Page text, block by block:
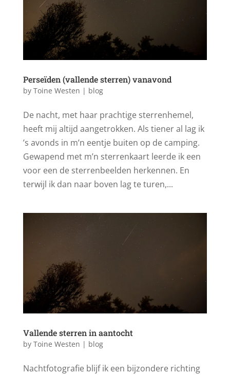
Perseïden (vallende sterren) vanavond
by Toine Westen | blog
De nacht, met haar prachtige sterrenhemel,
heeft mij altijd aangetrokken. Als tiener al lag ik
’s avonds in m’n eentje buiten op de camping.
Gewapend met m’n sterrenkaart leerde ik een
voor een de sterrenbeelden herkennen. En
terwijl ik dan naar boven lag te turen,...
Vallende sterren in aantocht
by Toine Westen | blog
Nachtfotografie blijf ik een bijzondere richting